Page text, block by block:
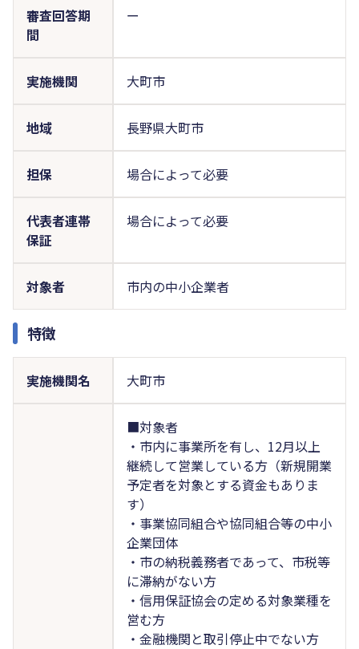
審査回答期
間
ー
実施機関 大町市
地域 長野県大町市
担保 場合によって必要
代表者連帯
保証
場合によって必要
対象者 市内の中小企業者
特徴
実施機関名 大町市
■対象者
・市内に事業所を有し、12月以上
継続して営業している方（新規開業
予定者を対象とする資金もありま
す）
・事業協同組合や協同組合等の中小
企業団体
・市の納税義務者であって、市税等
に滞納がない方
・信用保証協会の定める対象業種を
営む方
・金融機関と取引停止中でない方